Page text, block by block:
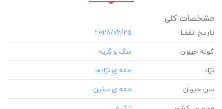
مشخصات کلی
تاریخ انقضا
‎2028/06/25
گونه حیوان
نژاد
سن حیوان